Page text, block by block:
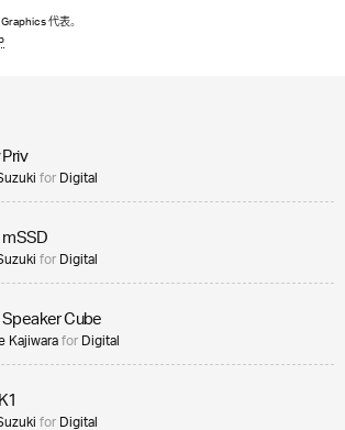
代表。
forDigital
forDigital
Cube
KajiwaraforDigital
forDigital